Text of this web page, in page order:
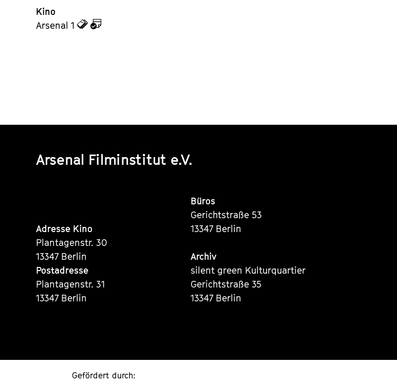
Kino
Arsenal 1
zu
Arsenal Filminstitut e.V.
Adresse Kino
Plantagenstr. 30
13347 Berlin
Postadresse
Plantagenstr. 31
13347 Berlin
Büros
Gerichtstraße 53
13347 Berlin
Archiv
silent green Kulturquartier
Gerichtstraße 35
13347 Berlin
Gefördert durch: